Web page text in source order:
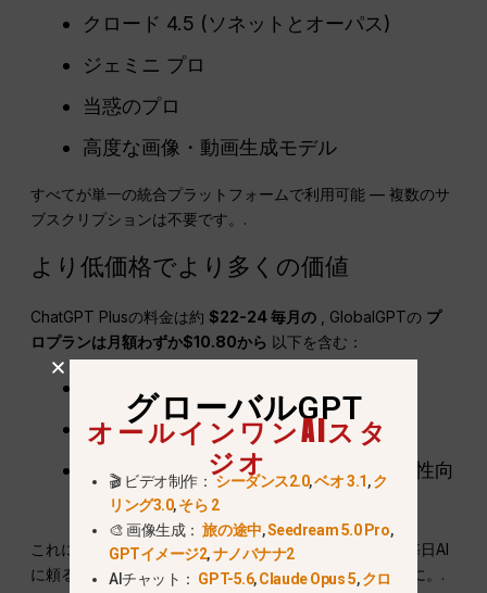
クロード 4.5 (ソネットとオーパス)
ジェミニ プロ
当惑のプロ
高度な画像・動画生成モデル
すべてが単一の統合プラットフォームで利用可能 — 複数のサ
ブスクリプションは不要です。.
より低価格でより多くの価値
ChatGPT Plusの料金は約$22-24 毎月の , GlobalGPTの プ
ロプランは月額わずか$10.80から 以下を含む：
複数の最先端AIモデル
リアルタイム検索および推論ツール
強化されたクリエイティブ機能と生産性向
上機能
これによりGlobalGPTはより費用対効果の高い選択肢
毎日AI
に頼るクリエイター、プロフェッショナル、学生のために。.
グローバルGPT
オールインワンAIスタ
ジオ
🎬 ビデオ制作：シーダンス2.0,ベオ 3.1,ク
リング3.0,そら 2
🎨 画像生成：旅の途中,Seedream 5.0 Pro,
GPTイメージ2,ナノバナナ2
AIチャット： GPT-5.6,Claude Opus 5,クロ